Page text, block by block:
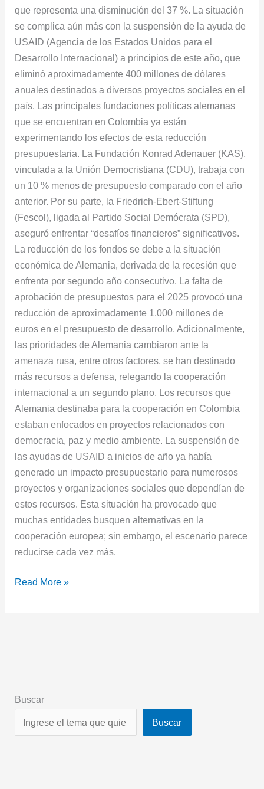
que representa una disminución del 37 %. La situación
se complica aún más con la suspensión de la ayuda de
USAID (Agencia de los Estados Unidos para el
Desarrollo Internacional) a principios de este año, que
eliminó aproximadamente 400 millones de dólares
anuales destinados a diversos proyectos sociales en el
país. Las principales fundaciones políticas alemanas
que se encuentran en Colombia ya están
experimentando los efectos de esta reducción
presupuestaria. La Fundación Konrad Adenauer (KAS),
vinculada a la Unión Democristiana (CDU), trabaja con
un 10 % menos de presupuesto comparado con el año
anterior. Por su parte, la Friedrich-Ebert-Stiftung
(Fescol), ligada al Partido Social Demócrata (SPD),
aseguró enfrentar “desafíos financieros” significativos.
La reducción de los fondos se debe a la situación
económica de Alemania, derivada de la recesión que
enfrenta por segundo año consecutivo. La falta de
aprobación de presupuestos para el 2025 provocó una
reducción de aproximadamente 1.000 millones de
euros en el presupuesto de desarrollo. Adicionalmente,
las prioridades de Alemania cambiaron ante la
amenaza rusa, entre otros factores, se han destinado
más recursos a defensa, relegando la cooperación
internacional a un segundo plano. Los recursos que
Alemania destinaba para la cooperación en Colombia
estaban enfocados en proyectos relacionados con
democracia, paz y medio ambiente. La suspensión de
las ayudas de USAID a inicios de año ya había
generado un impacto presupuestario para numerosos
proyectos y organizaciones sociales que dependían de
estos recursos. Esta situación ha provocado que
muchas entidades busquen alternativas en la
cooperación europea; sin embargo, el escenario parece
reducirse cada vez más.
Read More »
Buscar
Buscar